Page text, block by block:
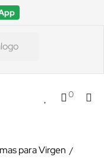
0
para Virgen